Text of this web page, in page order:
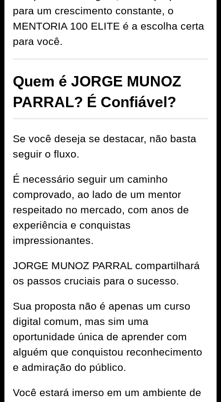
para um crescimento constante, o
MENTORIA 100 ELITE é a escolha certa
para você.
Quem é JORGE MUNOZ
PARRAL? É Confiável?
Se você deseja se destacar, não basta
seguir o fluxo.
É necessário seguir um caminho
comprovado, ao lado de um mentor
respeitado no mercado, com anos de
experiência e conquistas
impressionantes.
JORGE MUNOZ PARRAL compartilhará
os passos cruciais para o sucesso.
Sua proposta não é apenas um curso
digital comum, mas sim uma
oportunidade única de aprender com
alguém que conquistou reconhecimento
e admiração do público.
Você estará imerso em um ambiente de